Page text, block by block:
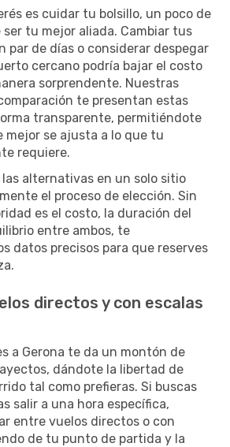
es cuidar tu bolsillo, un poco de
tu mejor aliada. Cambiar tus
par de días o considerar despegar
cercano podría bajar el costo
sorprendente. Nuestras
te presentan estas
transparente, permitiéndote
mejor se ajusta a lo que tu
requiere.
alternativas en un solo sitio
el proceso de elección. Sin
es el costo, la duración del
entre ambos, te
datos precisos para que reserves
directos y con escalas
a Gerona te da un montón de
dándote la libertad de
tal como prefieras. Si buscas
salir a una hora específica,
entre vuelos directos o con
de tu punto de partida y la